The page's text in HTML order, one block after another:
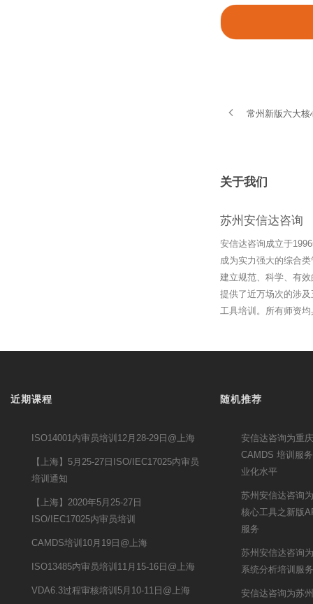
常州新版六大
关于我们
苏州安信达咨询
安信达咨询成立于
成为实力强大的综合
建立规范、科学、有
提供了近万场次的涉
工具培训。所有师资
近期课程
ISO14001内审员培训12月28-29日@上海
【上海】5月25-27日ISO/IEC17025内审员
培训通知
【上海】2020年5月25-27日
ISO/IEC17025内审员培训
CAMDS培训10月19日@上海
ISO13485内审员培训11月15-16日@上海
VDA6.3过程审核培训5月10-11日@上海
随机推荐
安信达咨询为重
CAMDS 培训服
业化水平
苏州安信达咨询
核心工具之新版
服务
苏州安信达咨询
系统分析培训服务
安信达咨询为苏